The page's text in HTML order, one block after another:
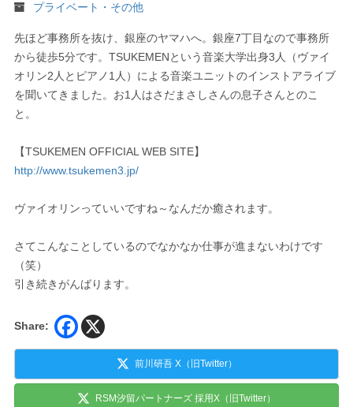
プライベート・その他
先ほど事務所を抜け、銀座のヤマハへ。銀座7丁目なので事務所
から徒歩5分です。TSUKEMENという音楽大学出身3人（ヴァイ
オリン2人とピアノ1人）による音楽ユニットのインストアライブ
を聞いてきました。お1人はさだまさしさんの息子さんとのこ
と。
【TSUKEMEN OFFICIAL WEB SITE】
http://www.tsukemen3.jp/
ヴァイオリンっていいですね～なんだか癒されます。
さてこんなことしているのでなかなか仕事が進まないわけです
（笑）
引き続きがんばります。
Share:
前川研吾 X（旧Twitter）
RSM汐留パートナーズ 採用X（旧Twitter）